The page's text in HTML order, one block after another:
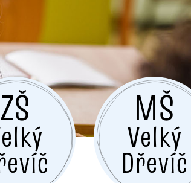
ZŠ MŠ
Velký
Dřevíč